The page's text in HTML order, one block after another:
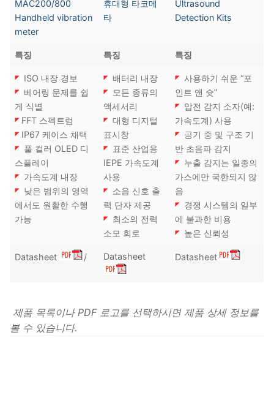
MAC200/800
Handheld vibration
meter
휴대형 타코메
타
Ultrasound
Detection Kits
특징 특징 특징
ISO 내장 경보
베어링 문제를 쉽
게 식별
FFT 스펙트럼
IP67 케이스 채택
풀 컬러 OLED 디
스플레이
가속도계 내장
낮은 범위의 영역
에서도 원활한 수행
가능
배터리 내장
모든 종류의
액세서리
대형 디지털
표시창
표준 산업용
IEPE 가속도계
사용
소음 신호 출
력 단자 제공
최소의 전력
소모 회로
사용하기 쉬운 “포
인트 앤 슛”
압전 감지 소자(예:
가속도계) 사용
공기 중 및 구조 기
반 초음파 감지
누출 감지는 일종의
가스에만 국한되지 않
음
경쟁 시스템의 일부
에 불과한 비용
높은 신뢰성
Datasheet / Datasheet Datasheet
제품 목록이나 PDF 로고를 선택하시면 제품 상세 정보를
볼 수 있습니다.